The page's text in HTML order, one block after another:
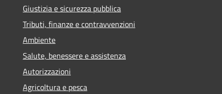
Giustizia e sicurezza pubblica
Tributi, finanze e contravvenzioni
Ambiente
Salute, benessere e assistenza
Autorizzazioni
Agricoltura e pesca